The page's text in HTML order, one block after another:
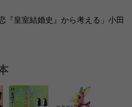
『皇室結婚史』から考える」小田